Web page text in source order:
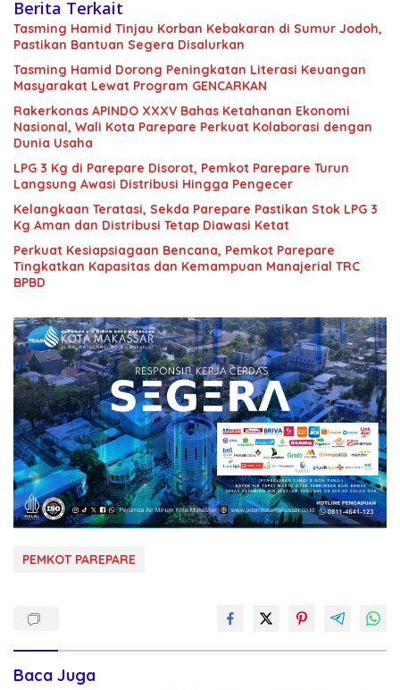
Berita Terkait
Tasming Hamid Tinjau Korban Kebakaran di Sumur Jodoh,
Pastikan Bantuan Segera Disalurkan
Tasming Hamid Dorong Peningkatan Literasi Keuangan
Masyarakat Lewat Program GENCARKAN
Rakerkonas APINDO XXXV Bahas Ketahanan Ekonomi
Nasional, Wali Kota Parepare Perkuat Kolaborasi dengan
Dunia Usaha
LPG 3 Kg di Parepare Disorot, Pemkot Parepare Turun
Langsung Awasi Distribusi Hingga Pengecer
Kelangkaan Teratasi, Sekda Parepare Pastikan Stok LPG 3
Kg Aman dan Distribusi Tetap Diawasi Ketat
Perkuat Kesiapsiagaan Bencana, Pemkot Parepare
Tingkatkan Kapasitas dan Kemampuan Manajerial TRC
BPBD
PEMKOT PAREPARE
Baca Juga